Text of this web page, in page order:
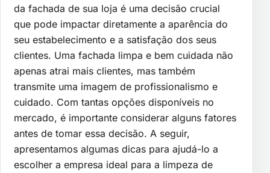
da fachada de sua loja é uma decisão crucial
que pode impactar diretamente a aparência do
seu estabelecimento e a satisfação dos seus
clientes. Uma fachada limpa e bem cuidada não
apenas atrai mais clientes, mas também
transmite uma imagem de profissionalismo e
cuidado. Com tantas opções disponíveis no
mercado, é importante considerar alguns fatores
antes de tomar essa decisão. A seguir,
apresentamos algumas dicas para ajudá-lo a
escolher a empresa ideal para a limpeza de